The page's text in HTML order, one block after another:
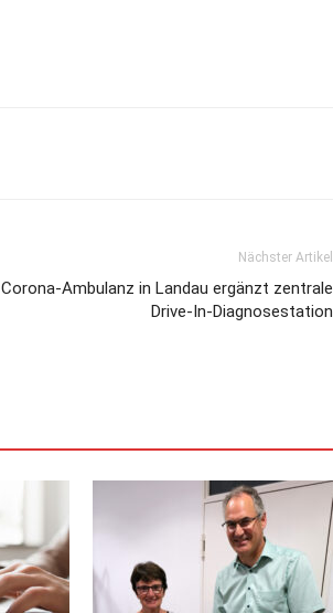
Nächster Artikel
Corona-Ambulanz in Landau ergänzt zentrale
Drive-In-Diagnosestation